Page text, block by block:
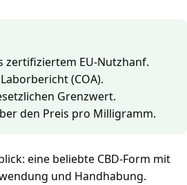
zertifiziertem EU-Nutzhanf.
(COA).
Grenzwert.
den Preis pro Milligramm.
eine beliebte CBD-Form mit
und Handhabung.